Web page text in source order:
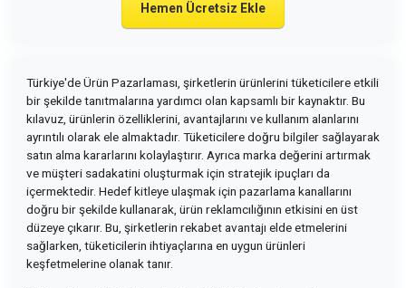
Hemen Ücretsiz Ekle
Türkiye'de Ürün Pazarlaması, şirketlerin ürünlerini tüketicilere etkili
bir şekilde tanıtmalarına yardımcı olan kapsamlı bir kaynaktır. Bu
kılavuz, ürünlerin özelliklerini, avantajlarını ve kullanım alanlarını
ayrıntılı olarak ele almaktadır. Tüketicilere doğru bilgiler sağlayarak
satın alma kararlarını kolaylaştırır. Ayrıca marka değerini artırmak
ve müşteri sadakatini oluşturmak için stratejik ipuçları da
içermektedir. Hedef kitleye ulaşmak için pazarlama kanallarını
doğru bir şekilde kullanarak, ürün reklamcılığının etkisini en üst
düzeye çıkarır. Bu, şirketlerin rekabet avantajı elde etmelerini
sağlarken, tüketicilerin ihtiyaçlarına en uygun ürünleri
keşfetmelerine olanak tanır.